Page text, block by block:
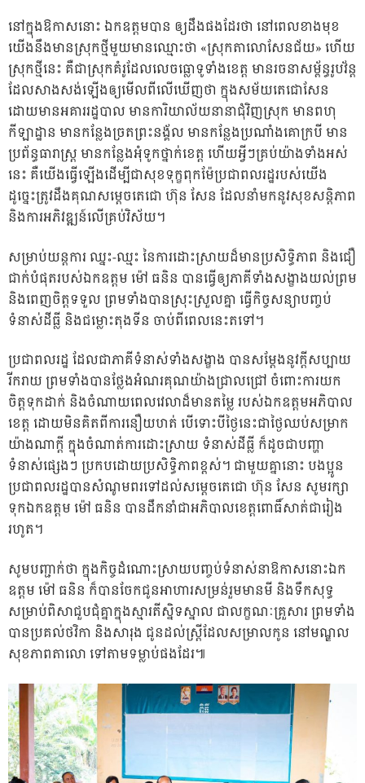
នៅក្នុងឱកាសនោះ ឯកឧត្តមបាន ឲ្យដឹងផងដែរថា នៅពេលខាងមុខ
យើងនឹងមានស្រុកថ្មីមួយមានឈ្មោះថា «ស្រុកតាលោសែនជ័យ» ហើយ
ស្រុកថ្មីនេះ គឺជាស្រុកគំរូដែលលេចធ្លោទូទាំងខេត្ត មានរចនាសម្ព័ន្ធរូបវ័ន្ត
ដែលសាងសង់ឡើងឲ្យមើលពីលើឃើញថា ក្នុងសម័យតេជោសែន
ដោយមានអគាររដ្ឋបាល មានការិយាល័យនានាជុំវិញស្រុក មានពហុ
កីឡាដ្ឋាន មានកន្លែងច្រតព្រះនង្គ័ល មានកន្លែងប្រណាំងគោក្របី មាន
ប្រព័ន្ធធារាស្ត្រ មានកន្លែងអុំទូកថ្នាក់ខេត្ត ហើយអ្វីៗគ្រប់យ៉ាងទាំងអស់
នេះ គឺយើងធ្វើឡើងដើម្បីជាសុខទុក្ខពុកម៉ែប្រជាពលរដ្ឋរបស់យើង
ដូច្នេះត្រូវដឹងគុណសម្តេចតេជោ ហ៊ុន សែន ដែលនាំមកនូវសុខសន្តិភាព
និងការអភិវឌ្ឍន៍លើគ្រប់វិស័យ។
សម្រាប់យន្តការ ឈ្នះ-ឈ្មះ នៃការដោះស្រាយដ៏មានប្រសិទ្ធិភាព និងជឿ
ជាក់បំផុតរបស់ឯកឧត្តម ម៉ៅ ធនិន បានធ្វើឲ្យភាគីទាំងសង្ខាងយល់ព្រម
និងពេញចិត្តទទួល ព្រមទាំងបានស្រុះស្រួលគ្នា ធ្វើកិច្ចសន្យាបញ្ចប់
ទំនាស់ដីធ្លី និងជម្លោះតុងទីន ចាប់ពីពេលនេះតទៅ។
ប្រជាពលរដ្ឋ ដែលជាភាគីទំនាស់ទាំងសង្ខាង បានសម្តែងនូវក្តីសប្បាយ
រីករាយ ព្រមទាំងបានថ្លែងអំណរគុណយ៉ាងជ្រាលជ្រៅ ចំពោះការយក
ចិត្តទុកដាក់ និងចំណាយពេលវេលាដ៏មានតម្លៃ របស់ឯកឧត្តមអភិបាល
ខេត្ត ដោយមិនគិតពីការនឿយហត់ បើទោះបីថ្ងៃនេះជាថ្ងៃឈប់សម្រាក
យ៉ាងណាក្តី ក្នុងចំណាត់ការដោះស្រាយ ទំនាស់ដីធ្លី ក៏ដូចជាបញ្ហា
ទំនាស់ផ្សេងៗ ប្រកបដោយប្រសិទ្ធិភាពខ្ពស់។ ជាមួយគ្នានោះ បងប្អូន
ប្រជាពលរដ្ឋបានសំណូមពរទៅដល់សម្តេចតេជោ ហ៊ុន សែន សូមរក្សា
ទុកឯកឧត្តម ម៉ៅ ធនិន បានដឹកនាំជាអភិបាលខេត្តពោធិ៍សាត់ជារៀង
រហូត។
សូមបញ្ជាក់ថា ក្នុងកិច្ចដំណោះស្រាយបញ្ចប់ទំនាស់នាឱកាសនោះឯក
ឧត្តម ម៉ៅ ធនិន ក៏បានចែកជូនអាហារសម្រន់រួមមានមី និងទឹកសុទ្ធ
សម្រាប់ពិសាជួបជុំគ្នាក្នុងស្មារតីស្និទស្នាល ជាលក្ខណៈគ្រួសារ ព្រមទាំង
បានប្រគល់ថវិកា និងសារុង ជូនដល់ស្ត្រីដែលសម្រាលកូន នៅមណ្ឌល
សុខភាពតាលោ ទៅតាមទម្លាប់ផងដែរ៕